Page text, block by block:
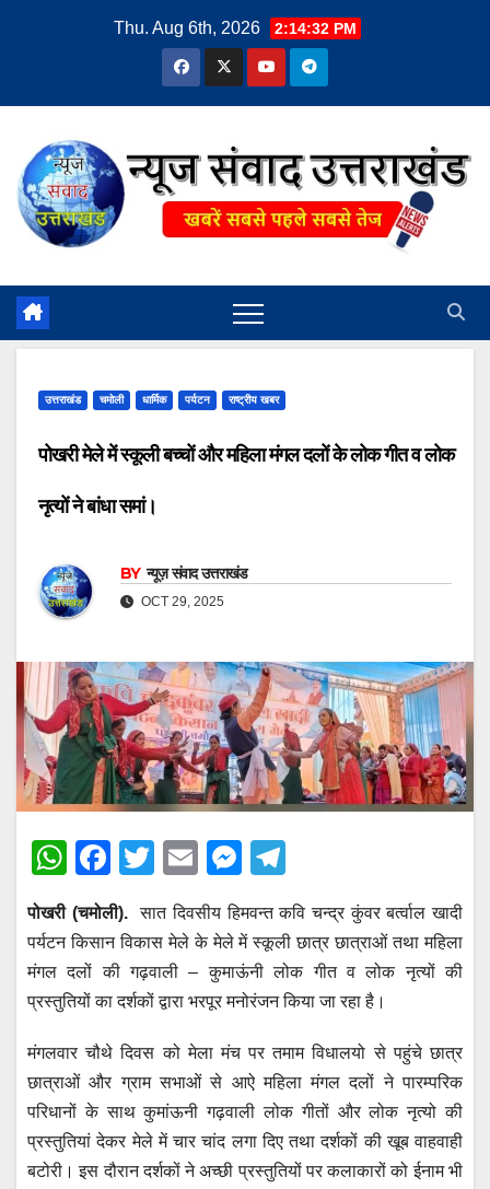
Thu. Aug 6th, 2026 2:14:33 PM
उत्तराखंड चमोली धार्मिक पर्यटन राष्ट्रीय खबर
पोखरी मेले में स्कूली बच्चों और महिला मंगल दलों के लोक गीत व लोक
नृत्यों ने बांधा समां।
BY न्यूज़ संवाद उत्तराखंड
OCT 29, 2025
W
at
s
A
p
F
a
c
e
b
o
k
T
tt
er
E
ail
M
ss
e
n
er
e
gr
a
पोखरी (चमोली). सात दिवसीय हिमवन्त कवि चन्द्र कुंवर बर्त्वाल खादी
पर्यटन किसान विकास मेले के मेले में स्कूली छात्र छात्राओं तथा महिला
मंगल दलों की गढ़वाली – कुमाऊंनी लोक गीत व लोक नृत्यों की
प्रस्तुतियों का दर्शकों द्वारा भरपूर मनोरंजन किया जा रहा है।
मंगलवार चौथे दिवस को मेला मंच पर तमाम विधालयो से पहुंचे छात्र
छात्राओं और ग्राम सभाओं से आऐ महिला मंगल दलों ने पारम्परिक
परिधानों के साथ कुमांऊनी गढ़वाली लोक गीतों और लोक नृत्यो की
प्रस्तुतियां देकर मेले में चार चांद लगा दिए तथा दर्शकों की खूब वाहवाही
बटोरी। इस दौरान दर्शकों ने अच्छी प्रस्तुतियों पर कलाकारों को ईनाम भी